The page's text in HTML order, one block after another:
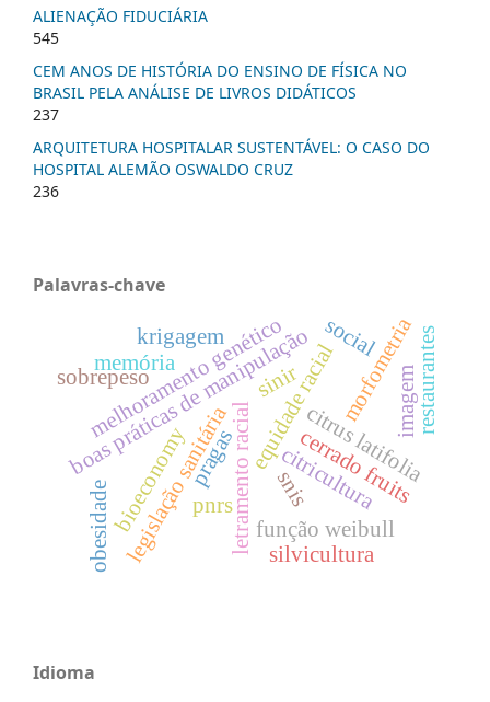
ALIENAÇÃO FIDUCIÁRIA
545
CEM ANOS DE HISTÓRIA DO ENSINO DE FÍSICA NO
BRASIL PELA ANÁLISE DE LIVROS DIDÁTICOS
237
ARQUITETURA HOSPITALAR SUSTENTÁVEL: O CASO DO
HOSPITAL ALEMÃO OSWALDO CRUZ
236
Palavras-chave
equidade racial
letramento racial
boas práticas de manipulação
legislação sanitária citrus latifolia
citricultura
melhoramento genético
pragas
morfometria
função weibull
silvicultura
sobrepeso
obesidade
krigagem
bioeconomy cerrado fruits
pnrs snis
sinir
memória
imagem
social restaurantes
Idioma